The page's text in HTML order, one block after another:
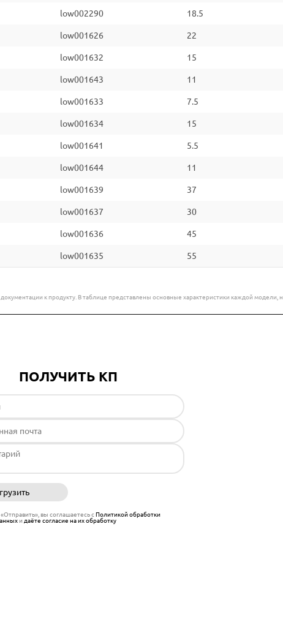
low002290 18.5
low001626 22
low001632 15
low001643 11
low001633 7.5
low001634 15
low001641 5.5
low001644 11
low001639 37
low001637 30
low001636 45
low001635 55
к продукту. В таблице представлены основные характеристики каждой
ПОЛУЧИТЬ КП
вы соглашаетесь сПолитикой обработки
и даёте согласие на их обработку